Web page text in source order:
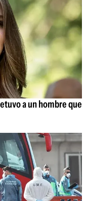
a un hombre que